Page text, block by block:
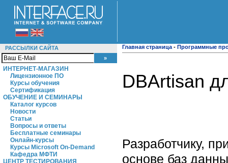
РАССЫЛКИ САЙТА
ИНТЕРНЕТ-МАГАЗИН
Лицензионное ПО
Курсы обучения
Сертификация
ОБУЧЕНИЕ И СЕМИНАРЫ
Каталог курсов
Новости
Статьи
Вопросы и ответы
Бесплатные семинары
Онлайн-курсы
Курсы Microsoft On-Demand
Кафедра МФТИ
ЦЕНТР ТЕСТИРОВАНИЯ
Главная страница - Программные
DBArtisan
Разработчику,
основе баз